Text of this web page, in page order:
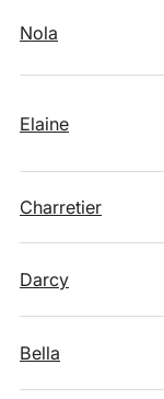
Nola
Elaine
Charretier
Darcy
Bella